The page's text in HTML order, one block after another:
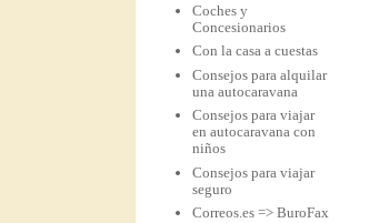
Coches y
Concesionarios
Con la casa a cuestas
Consejos para alquilar
una autocaravana
Consejos para viajar
en autocaravana con
niños
Consejos para viajar
seguro
Correos.es => BuroFax